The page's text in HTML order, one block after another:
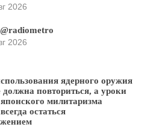
2026
2026
ядерного оружия
должна повториться, а уроки
милитаризма
остаться